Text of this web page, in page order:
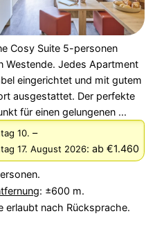
Cosy Suite 5-personen
Westende. Jedes Apartment
eingerichtet und mit gutem
ausgestattet. Der perfekte
für einen gelungenen ...
10. –
17. August 2026: ab €1.460
: ±600 m.
erlaubt nach Rücksprache.